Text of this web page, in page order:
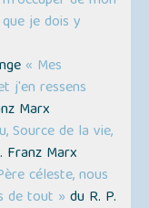
je dois y
« Mes
j'en ressens
Marx
Source de la vie,
Franz Marx
céleste, nous
de tout » du R. P.